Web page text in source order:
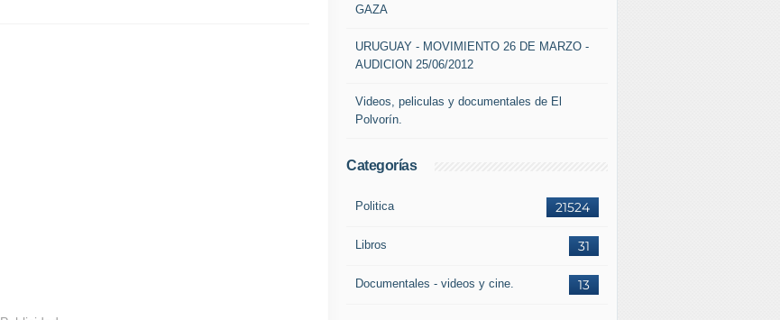
GAZA
URUGUAY - MOVIMIENTO 26 DE MARZO -
AUDICION 25/06/2012
Videos, peliculas y documentales de El
Polvorín.
Categorías
21524
Politica
31
Libros
13
Documentales - videos y cine.